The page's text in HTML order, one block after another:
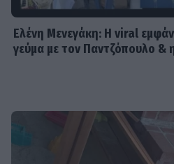
Ελένη Μενεγάκη: Η viral
γεύμα με τον Παντζόπουλο